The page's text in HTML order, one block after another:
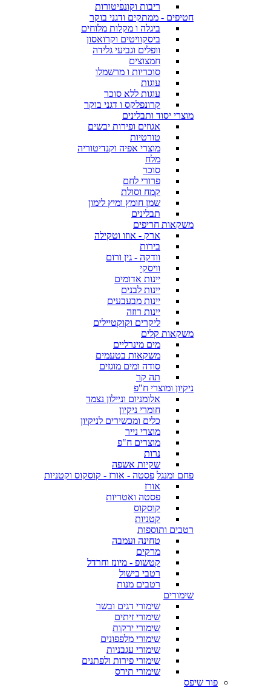
ריבות וקונפיטורות
חטיפים - ממתקים ודגני בוקר
ביגלה ו מקלות מלוחים
ביסקוויטים וקרואסון
וופלים וגביעי גלידה
חמצוצים
סוכריות ו מרשמלו
עוגות
עוגות ללא סוכר
קרונפלקס ו דגני בוקר
מוצרי יסוד ותבלינים
אגוזים ופירות יבשים
טורטיות
מוצרי אפיה וקנדיטוריה
מלח
סוכר
פרורי לחם
קמח וסולת
שמן חומץ ומיץ לימון
תבלינים
משקאות חריפים
ארק - אוזו וטקילה
בירות
וודקה - גין ורום
וויסקי
יינות אדומים
יינות לבנים
יינות מבעבעים
יינות רוזה
ליקרים וקוקטיילים
משקאות קלים
מים מינרליים
משקאות בטעמים
סודה ומים מוגזים
תה קר
ניקיון ומוצרי ח"פ
אלומניום וניילון נצמד
חומרי ניקיון
כלים ומכשירים לניקיון
מוצרי נייר
מוצרים ח"פ
נרות
שקיות אשפה
פחם ומנגל פסטה - אורז - קוסקוס וקטניות
אורז
פסטה ואטריות
קוסקוס
קטניות
רטבים ותוספות
טחינה ועמבה
מרקים
קטשופ - מיונז וחרדל
רטבי בישול
רטבים מנות
שימורים
שימורי דגים ובשר
שימורי זיתים
שימורי ירקות
שימורי מלפפונים
שימורי עגבניות
שימורי פירות ולפתנים
שימורי תירס
פור שיפס